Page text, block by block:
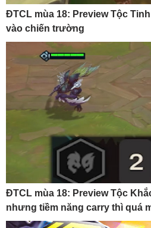
ĐTCL mùa 18: Preview Tộc
vào chiến trường
ĐTCL mùa 18: Preview Tộc
nhưng tiềm năng carry thì quá